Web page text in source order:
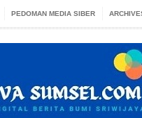
PEDOMAN MEDIA SIBER